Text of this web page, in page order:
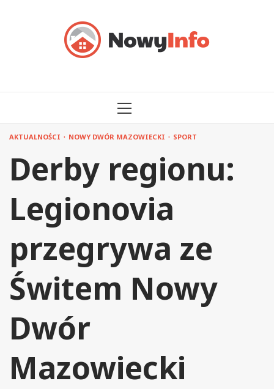
MENU
AKTUALNOŚCI NOWY DWÓR MAZOWIECKI SPORT
Derby regionu:
Legionovia
przegrywa ze
Świtem Nowy
Dwór
Mazowiecki